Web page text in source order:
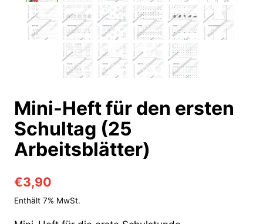
Mini-Heft für den ersten
Schultag (25
Arbeitsblätter)
€3,90
Enthält 7% MwSt.